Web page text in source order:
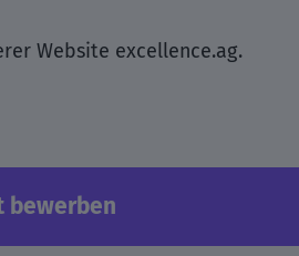
Website excellence.ag.
bewerben